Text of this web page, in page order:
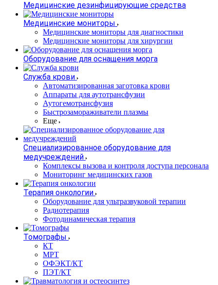
Медицинские дезинфицирующие средства
Медицинские мониторы
Медицинские мониторы для диагностики
Медицинские мониторы для хирургии
Оборудование для оснащения морга
Служба крови
Автоматизированная заготовка крови
Аппараты для аутотрансфузии
Аутогемотрансфузия
Быстрозамораживатели плазмы
Еще
Специализированное оборудование для
медучреждений
Комплексы вызова и контроля доступа персонала
Мониторинг медицинских газов
Терапия онкологии
Оборудование для ультразвуковой терапии
Радиотерапия
Фотодинамическая терапия
Томографы
КТ
МРТ
ОФЭКТ/КТ
ПЭТ/КТ